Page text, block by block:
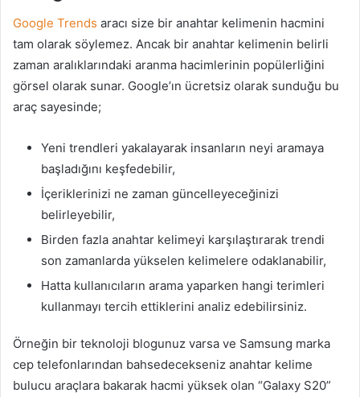
Google Trends aracı size bir anahtar kelimenin hacmini
tam olarak söylemez. Ancak bir anahtar kelimenin belirli
zaman aralıklarındaki aranma hacimlerinin popülerliğini
görsel olarak sunar. Google’ın ücretsiz olarak sunduğu bu
araç sayesinde;
Yeni trendleri yakalayarak insanların neyi aramaya
başladığını keşfedebilir,
İçeriklerinizi ne zaman güncelleyeceğinizi
belirleyebilir,
Birden fazla anahtar kelimeyi karşılaştırarak trendi
son zamanlarda yükselen kelimelere odaklanabilir,
Hatta kullanıcıların arama yaparken hangi terimleri
kullanmayı tercih ettiklerini analiz edebilirsiniz.
Örneğin bir teknoloji blogunuz varsa ve Samsung marka
cep telefonlarından bahsedecekseniz anahtar kelime
bulucu araçlara bakarak hacmi yüksek olan “Galaxy S20”